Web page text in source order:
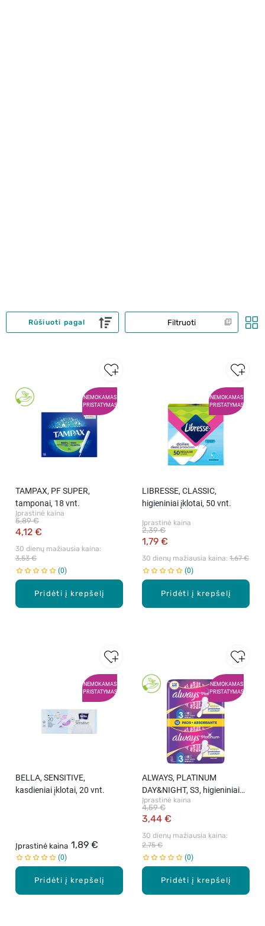
Filtruoti
Rūšiuoti pagal
NEMOKAMAS
PRISTATYMAS
Pridėti į krepšelį
TAMPAX, PF SUPER,
tamponai, 18 vnt.
Įprastinė kaina
4,12 €
5,89 €
30 dienų mažiausia kaina:
3,53 €
0
NEMOKAMAS
PRISTATYMAS
Pridėti į krepšelį
LIBRESSE, CLASSIC,
higieniniai įklotai, 50 vnt.
Įprastinė kaina
1,79 €
2,39 €
30 dienų mažiausia kaina: 1,67 €
0
NEMOKAMAS
PRISTATYMAS
Pridėti į krepšelį
BELLA, SENSITIVE,
kasdieniai įklotai, 20 vnt.
Įprastinė kaina 1,89 €
0
NEMOKAMAS
PRISTATYMAS
Pridėti į krepšelį
ALWAYS, PLATINUM
DAY&NIGHT, S3, higieniniai
paketai, 12 vnt.
Įprastinė kaina
3,44 €
4,59 €
30 dienų mažiausia kaina:
2,75 €
0